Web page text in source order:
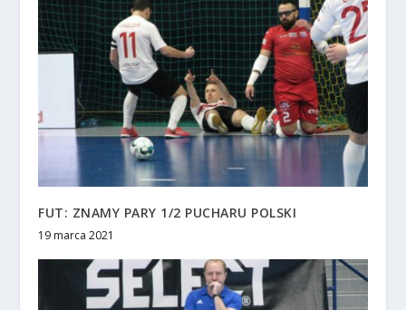
FUT: ZNAMY PARY 1/2 PUCHARU POLSKI
19 marca 2021